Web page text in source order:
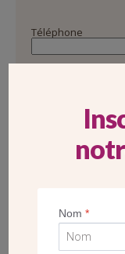
Téléphone
Code postal
Nom*